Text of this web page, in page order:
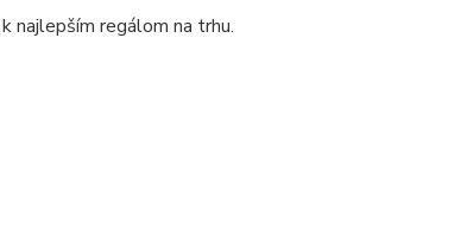
najlepším regálom na trhu.